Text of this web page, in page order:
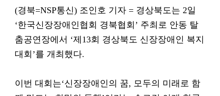
(경북=NSP통신) 조인호 기자 = 경상북도는 2일
‘한국신장장애인협회 경북협회’ 주최로 안동 탈
춤공연장에서 ‘제13회 경상북도 신장장애인 복지
대회’를 개최했다.
이번 대회는‘신장장애인의 꿈, 모두의 미래로 함